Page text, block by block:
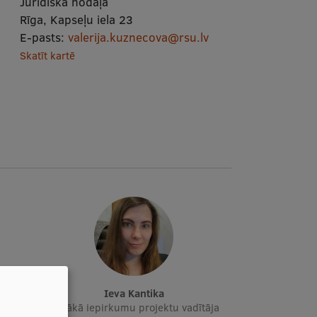
Rīga, Kapseļu iela 23
E-pasts: valerija.kuznecova@rsu.lv
Skatīt kartē
Ieva Kantika
Vecākā iepirkumu projektu vadītāja